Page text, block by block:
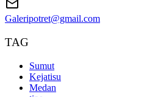
Galeripotret@gmail.com
TAG
Sumut
Kejatisu
Medan